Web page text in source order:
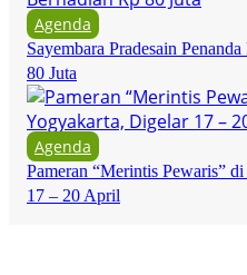
Agenda
Sayembara Pradesain
80 Juta
Agenda
Pameran “Merintis Pewaris”
17 – 20 April